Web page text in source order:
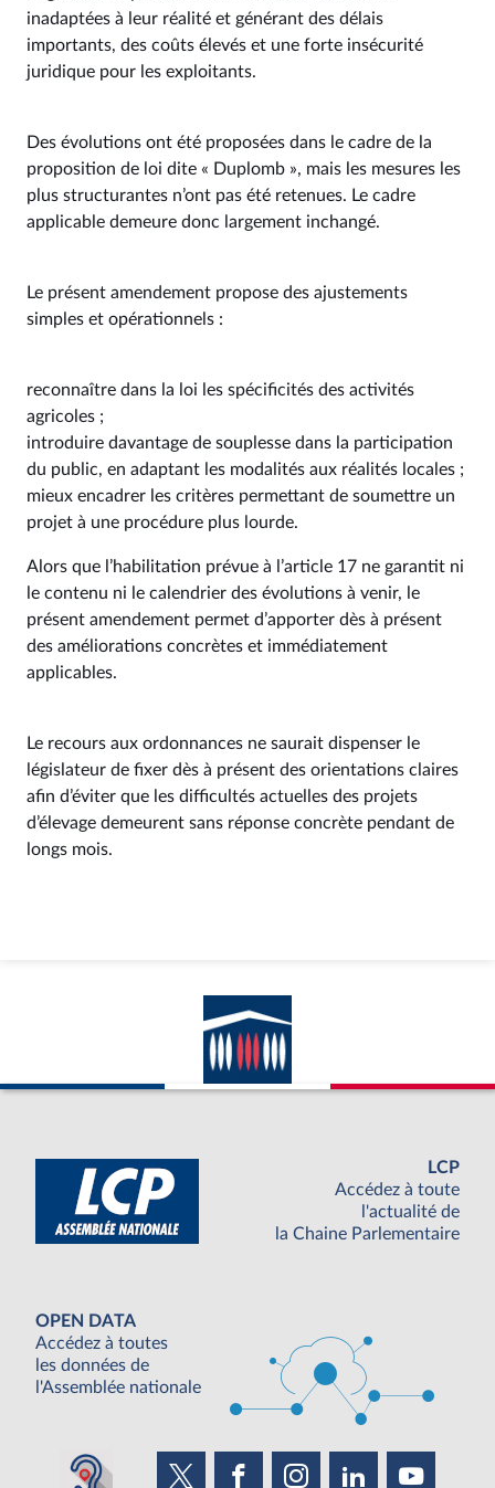
inadaptées à leur réalité et générant des délais
importants, des coûts élevés et une forte insécurité
juridique pour les exploitants.
Des évolutions ont été proposées dans le cadre de la
proposition de loi dite « Duplomb », mais les mesures les
plus structurantes n’ont pas été retenues. Le cadre
applicable demeure donc largement inchangé.
Le présent amendement propose des ajustements
simples et opérationnels :
reconnaître dans la loi les spécificités des activités
agricoles ;
introduire davantage de souplesse dans la participation
du public, en adaptant les modalités aux réalités locales ;
mieux encadrer les critères permettant de soumettre un
projet à une procédure plus lourde.
Alors que l’habilitation prévue à l’article 17 ne garantit ni
le contenu ni le calendrier des évolutions à venir, le
présent amendement permet d’apporter dès à présent
des améliorations concrètes et immédiatement
applicables.
Le recours aux ordonnances ne saurait dispenser le
législateur de fixer dès à présent des orientations claires
afin d’éviter que les difficultés actuelles des projets
d’élevage demeurent sans réponse concrète pendant de
longs mois.
LCP
Accédez à toute
l'actualité de
la Chaine Parlementaire
OPEN DATA
Accédez à toutes
les données de
l'Assemblée nationale